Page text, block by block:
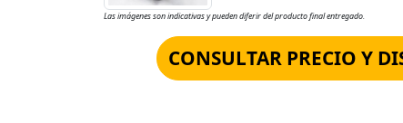
Las imágenes son indicativas y pueden diferir del producto final entregado.
CONSULTAR PRECIO Y